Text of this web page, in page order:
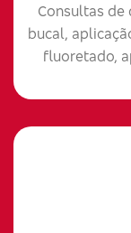
Consultas de
bucal,
fluoretado,